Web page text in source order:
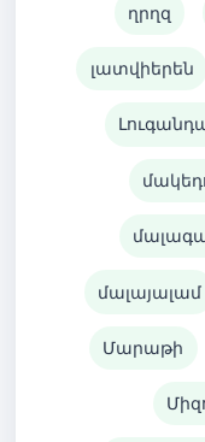
ղրղզ
լատվիերեն
մալայալամ
Մարաթի